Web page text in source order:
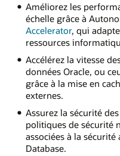
Améliorez les
échelle grâce à
Accelerator, qui
ressources
Accélérez la vitesse
données Oracle, ou
grâce à la mise en
externes.
Assurez la sécurité
politiques de sécurité
associées à la
Database.